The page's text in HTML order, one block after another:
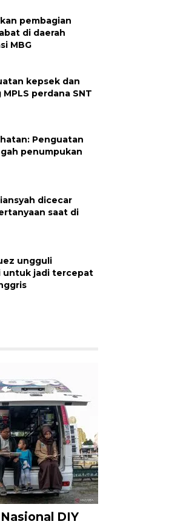
pembagian
di daerah
MBG
kepsek dan
MPLS perdana SNT
Penguatan
penumpukan
dicecar
saat di
ungguli
untuk jadi tercepat
DIY